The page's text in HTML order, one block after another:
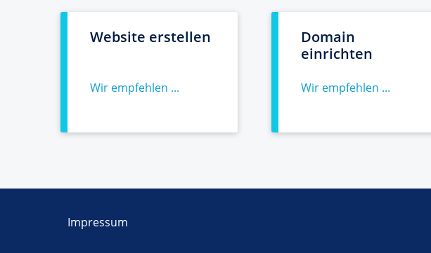
Website erstellen
Wir empfehlen ...
Domain
einrichten
Wir empfehlen ...
Impressum